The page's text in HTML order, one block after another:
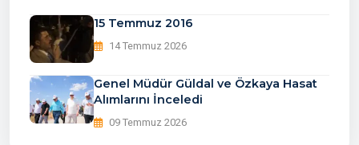
15 Temmuz 2016
14 Temmuz 2026
Genel Müdür Güldal ve Özkaya Hasat
Alımlarını İnceledi
09 Temmuz 2026